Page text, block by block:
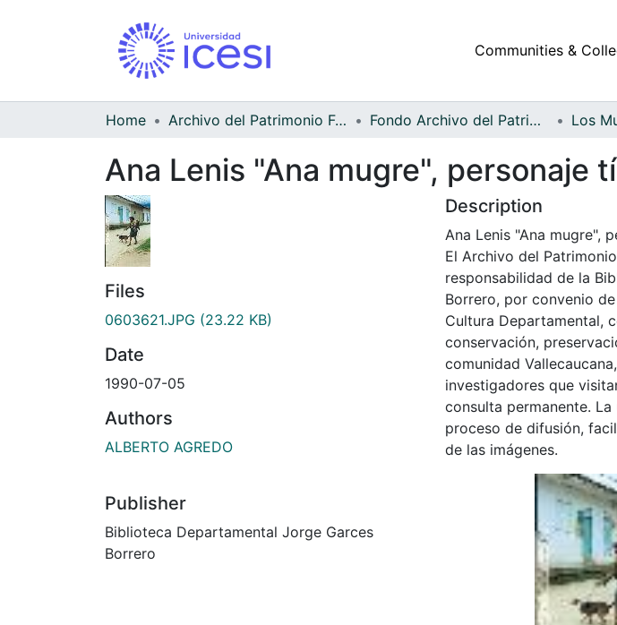
Communities &
Home Archivo del Patrimonio Fotográfico y Fílmico del Valle del Cauca Fondo Archivo del Patrimonio Fotográfico y Fílmico del Valle del Cauca Los
Ana Lenis "Ana mugre", personaje
Files
0603621.JPG (23.22 KB)
Date
1990-07-05
Authors
ALBERTO AGREDO
Publisher
Biblioteca Departamental Jorge Garces
Borrero
Description
Ana Lenis "Ana mugre",
El Archivo del
responsabilidad de la
Borrero, por convenio
Cultura Departamental,
conservación,
comunidad
investigadores que
consulta permanente.
proceso de difusión,
de las imágenes.